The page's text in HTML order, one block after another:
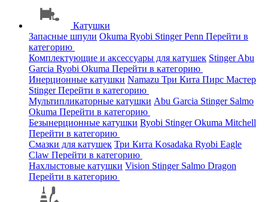
Катушки
Запасные шпули Okuma Ryobi StingerPenn Перейти в
категорию
Комплектующие и аксессуары для катушек StingerAbu
Garcia Ryobi Okuma Перейти в категорию
Инерционные катушки Namazu Три Кита Пирс Мастер
StingerПерейти в категорию
Мультипликаторные катушки Abu Garcia Stinger Salmo
Okuma Перейти в категорию
Безынерционные катушки Ryobi StingerOkuma Mitchell
Перейти в категорию
Смазки для катушек Три Кита Kosadaka Ryobi Eagle
Claw Перейти в категорию
Нахлыстовые катушки Vision Stinger Salmo Dragon
Перейти в категорию